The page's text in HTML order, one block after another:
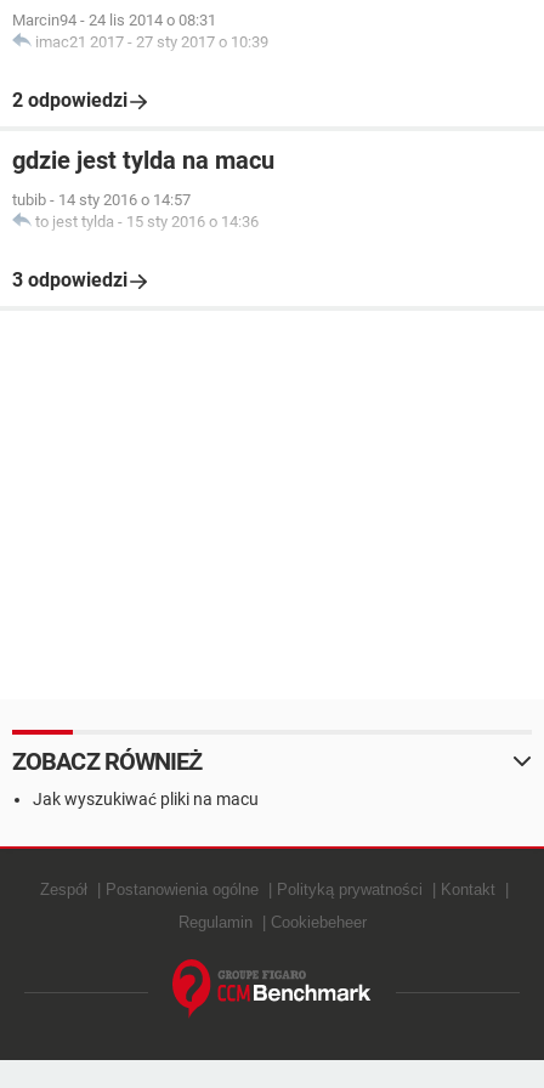
Marcin94 - 24 lis 2014 o 08:31
imac21 2017 - 27 sty 2017 o 10:39
2 odpowiedzi
gdzie jest tylda na macu
tubib - 14 sty 2016 o 14:57
to jest tylda - 15 sty 2016 o 14:36
3 odpowiedzi
ZOBACZ RÓWNIEŻ
Jak wyszukiwać pliki na macu
Zespół Postanowienia ogólne Polityką prywatności
Kontakt
Regulamin
Cookiebeheer